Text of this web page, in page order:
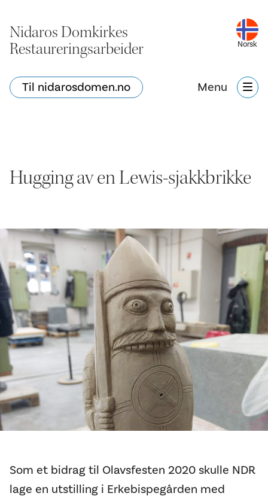
Nidaros Domkirkes
Restaureringsarbeider
Norsk
Til nidarosdomen.no Menu
Hugging av en Lewis-sjakkbrikke
Som et bidrag til Olavsfesten 2020 skulle NDR
lage en utstilling i Erkebispegården med